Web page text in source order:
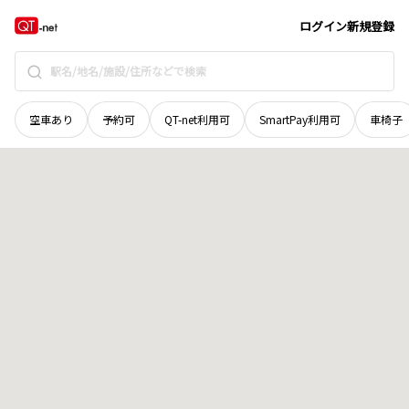
ログイン新規登録
空車あり 予約可 QT-net利用可 SmartPay利用可 車椅子
群馬県